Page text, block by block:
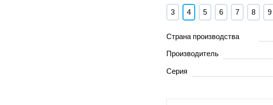
3
4 5 6 7 8 9
Страна производства
Производитель
Серия